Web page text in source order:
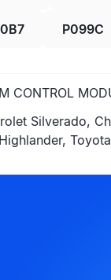
P099C
CONTROL
Silverado,